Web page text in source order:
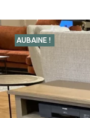
AUBAINE !